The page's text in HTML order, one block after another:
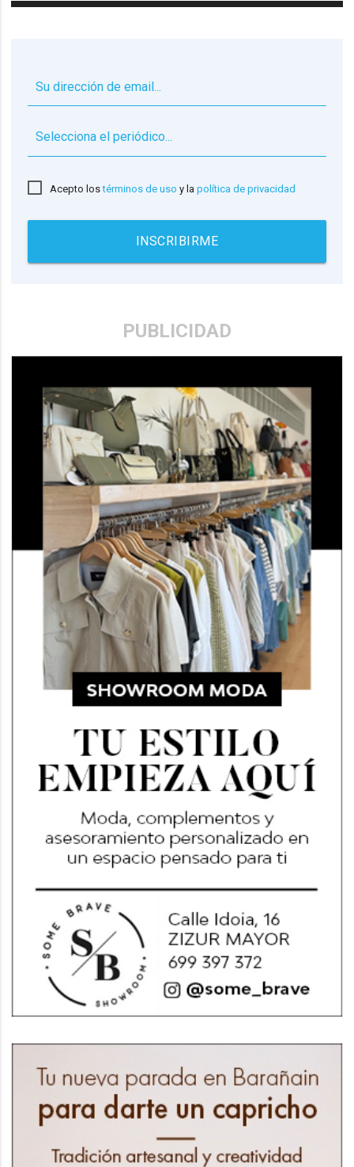
Acepto lostérminos de uso y lapolítica de privacidad
INSCRIBIRME
PUBLICIDAD